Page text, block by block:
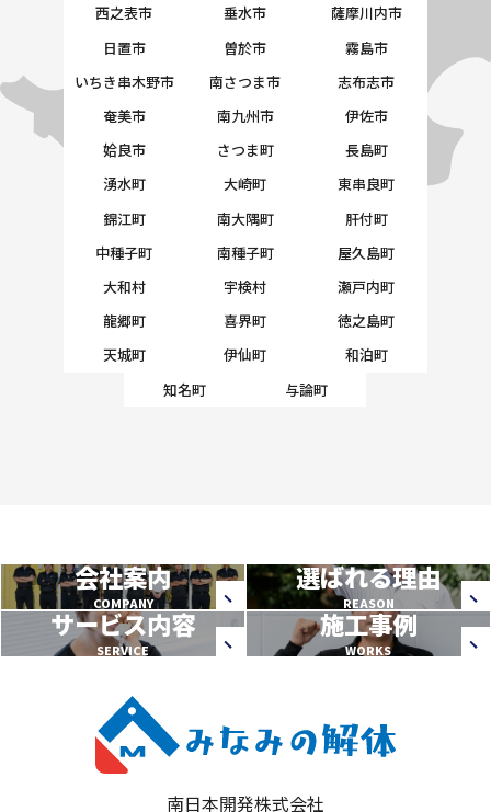
西之表市
垂水市
薩摩川内市
日置市
曽於市
霧島市
いちき串木野市
南さつま市
志布志市
奄美市
南九州市
伊佐市
姶良市
さつま町
長島町
湧水町
大崎町
東串良町
錦江町
南大隅町
肝付町
中種子町
南種子町
屋久島町
大和村
宇検村
瀬戸内町
龍郷町
喜界町
徳之島町
天城町
伊仙町
和泊町
知名町
与論町
会社案内
COMPANY
選ばれる理由
REASON
サービス内容
SERVICE
施工事例
WORKS
南日本開発株式会社